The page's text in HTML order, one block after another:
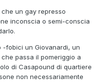
un gay represso
inconscia o semi-conscia
-fobici un Giovanardi, un
passa il pomeriggio a
di Casapound di quartiere
non necessariamente